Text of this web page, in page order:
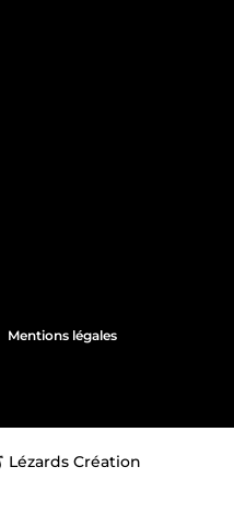
Mentions légales
Lézards Création